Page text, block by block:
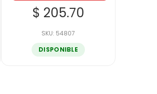
$ 205.70
SKU: 54807
DISPONIBLE